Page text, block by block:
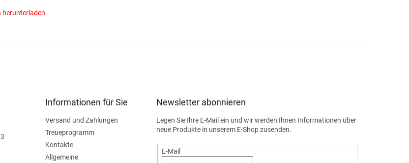
herunterladen
Informationen für Sie
Versand und Zahlungen
Treueprogramm
Kontakte
Allgemeine
Newsletter abonnieren
Legen Sie Ihre E-Mail ein und wir werden Ihnen Informationen über
neue Produkte in unserem E-Shop zusenden.
E-Mail